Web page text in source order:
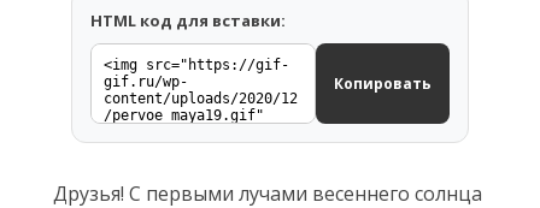
HTML код для вставки:
Копировать
Друзья! С первыми лучами весеннего солнца